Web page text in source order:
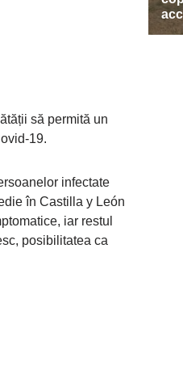
să permită un
19.
infectate
în Castilla y León
iar restul
posibilitatea ca